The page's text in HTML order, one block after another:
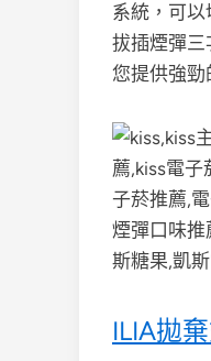
系統，可
拔插煙彈三
您提供強勁
ILIA拋